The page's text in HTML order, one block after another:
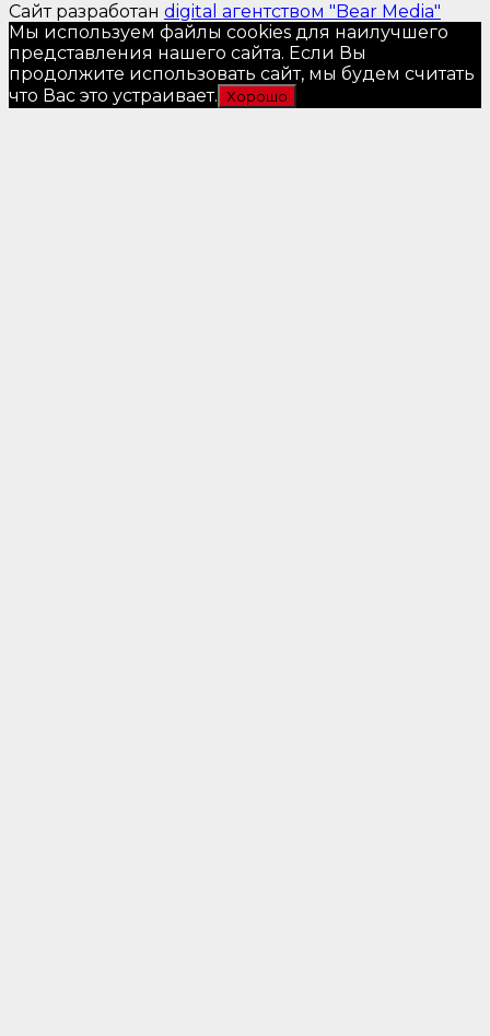
Сайт разработан digital агентством "Bear Media"
Мы используем файлы cookies для наилучшего
представления нашего сайта. Если Вы
продолжите использовать сайт, мы будем считать
что Вас это устраивает. Хорошо